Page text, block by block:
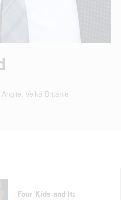
Velká Británie
Four Kids and It: